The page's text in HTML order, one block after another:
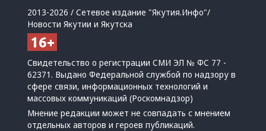
2013-2026 / Сетевое издание "Якутия.Инфо"/
Новости Якутии и Якутска
Свидетельство о регистрации СМИ ЭЛ № ФС 77 -
62371. Выдано Федеральной службой по надзору в
сфере связи, информационных технологий и
массовых коммуникаций (Роскомнадзор)
Мнение редакции может не совпадать с мнением
отдельных авторов и героев публикаций.